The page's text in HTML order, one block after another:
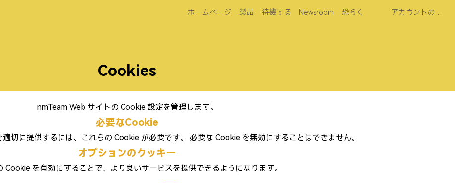
ホームページ 製品 待機する Newsroom 恐らく アカウントの管理
Cookies
nmTeam Web サイトの Cookie 設定を管理します。
必要なCookie
切に提供するには、これらの Cookie が必要です。 必要な Cookie を無効にすることはできません。
オプションのクッキー
Cookie を有効にすることで、より良いサービスを提供できるようになります。